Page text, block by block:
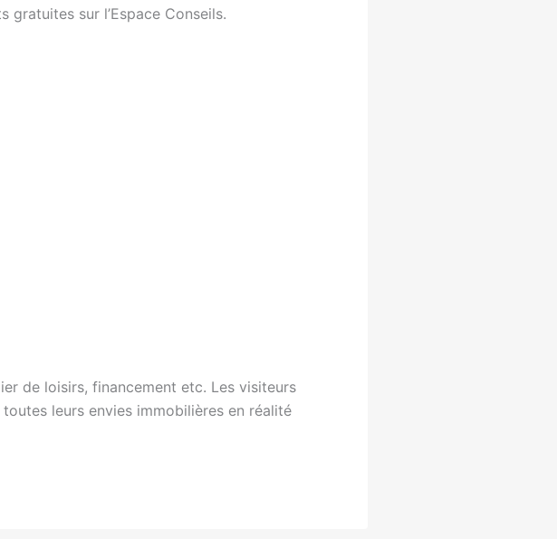
sur l’Espace Conseils.
de loisirs, financement etc. Les visiteurs
leurs envies immobilières en réalité